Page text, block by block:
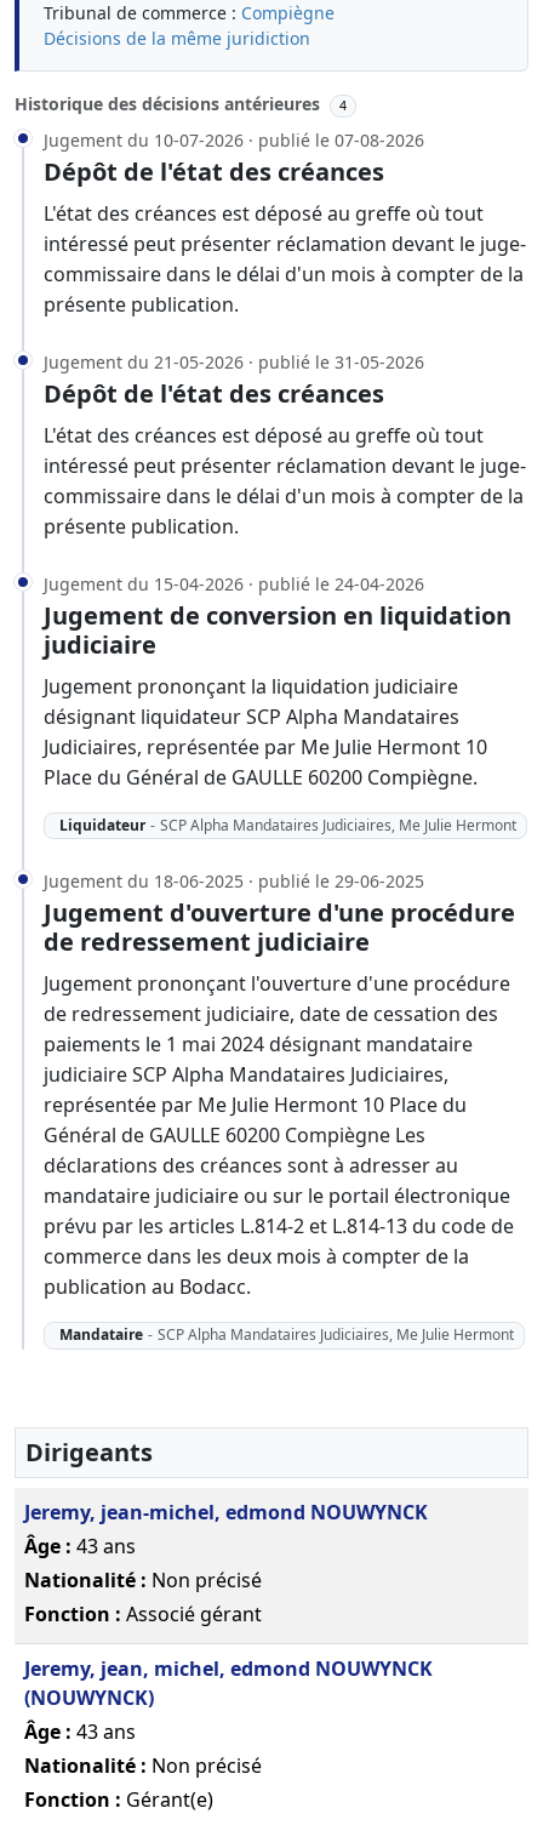
Tribunal de commerce : Compiègne
Décisions de la même juridiction
Historique des décisions antérieures 4
Jugement du 10-07-2026 · publié le 07-08-2026
Dépôt de l'état des créances
L'état des créances est déposé au greffe où tout
intéressé peut présenter réclamation devant le juge-
commissaire dans le délai d'un mois à compter de la
présente publication.
Jugement du 21-05-2026 · publié le 31-05-2026
Dépôt de l'état des créances
L'état des créances est déposé au greffe où tout
intéressé peut présenter réclamation devant le juge-
commissaire dans le délai d'un mois à compter de la
présente publication.
Jugement du 15-04-2026 · publié le 24-04-2026
Jugement de conversion en liquidation
judiciaire
Jugement prononçant la liquidation judiciaire
désignant liquidateur SCP Alpha Mandataires
Judiciaires, représentée par Me Julie Hermont 10
Place du Général de GAULLE 60200 Compiègne.
Liquidateur - SCP Alpha Mandataires Judiciaires, Me Julie Hermont
Jugement du 18-06-2025 · publié le 29-06-2025
Jugement d'ouverture d'une procédure
de redressement judiciaire
Jugement prononçant l'ouverture d'une procédure
de redressement judiciaire, date de cessation des
paiements le 1 mai 2024 désignant mandataire
judiciaire SCP Alpha Mandataires Judiciaires,
représentée par Me Julie Hermont 10 Place du
Général de GAULLE 60200 Compiègne Les
déclarations des créances sont à adresser au
mandataire judiciaire ou sur le portail électronique
prévu par les articles L.814-2 et L.814-13 du code de
commerce dans les deux mois à compter de la
publication au Bodacc.
Mandataire - SCP Alpha Mandataires Judiciaires, Me Julie Hermont
Dirigeants
Jeremy, jean-michel, edmond NOUWYNCK
Âge : 43 ans
Nationalité : Non précisé
Fonction : Associé gérant
Jeremy, jean, michel, edmond NOUWYNCK
(NOUWYNCK)
Âge : 43 ans
Nationalité : Non précisé
Fonction : Gérant(e)